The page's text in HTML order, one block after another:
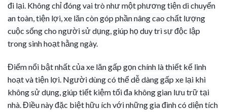
đi lại. Không chỉ đóng vai trò như một phương tiện di chuyển
an toàn, tiện lợi, xe lăn còn góp phần nâng cao chất lượng
cuộc sống cho người sử dụng, giúp họ duy trì sự độc lập
trong sinh hoạt hằng ngày.
Điểm nổi bật nhất của xe lăn gấp gọn chính là thiết kế linh
hoạt và tiện lợi. Người dùng có thể dễ dàng gấp xe lại khi
không sử dụng, giúp tiết kiệm tối đa không gian lưu trữ tại
nhà. Điều này đặc biệt hữu ích với những gia đình có diện tích